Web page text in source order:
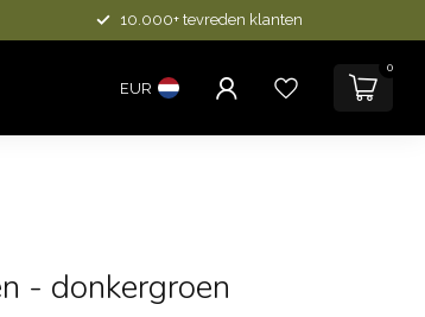
10.000+ tevreden klanten
EUR
0
- donkergroen